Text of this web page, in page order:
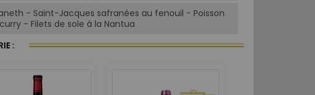
- Saint-Jacques safranées au fenouil - Poisson
- Filets de sole à la Nantua
: